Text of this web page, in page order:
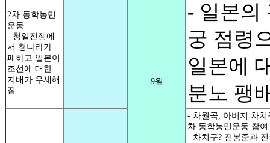
2차 동학농민
운동
- 청일전쟁에
서 청나라가
패하고 일본이
조선에 대한
지배가 우세해
짐
9월
- 일본의
궁 점령
일본에
분노 팽
- 차월곡, 아버지 차치
차 동학농민운동 참여
- 차치구? 전봉준과